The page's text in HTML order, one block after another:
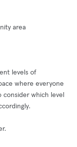
area
levels of
where everyone
which level